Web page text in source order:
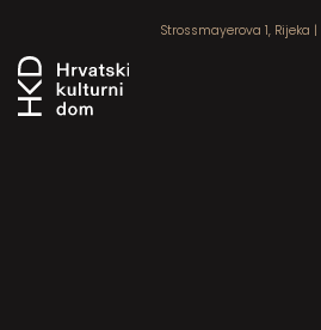
Strossmayerova 1, Rijeka |